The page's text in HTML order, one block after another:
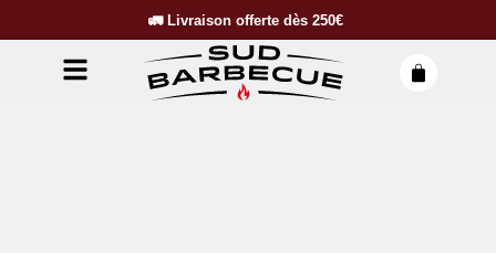
🚛 Livraison offerte dès 250€